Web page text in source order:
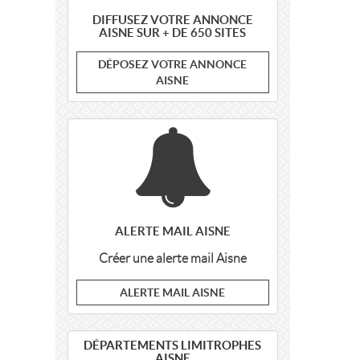
DIFFUSEZ VOTRE ANNONCE
AISNE SUR + DE 650 SITES
DÉPOSEZ VOTRE ANNONCE
AISNE
ALERTE MAIL AISNE
Créer une alerte mail Aisne
ALERTE MAIL AISNE
DÉPARTEMENTS LIMITROPHES